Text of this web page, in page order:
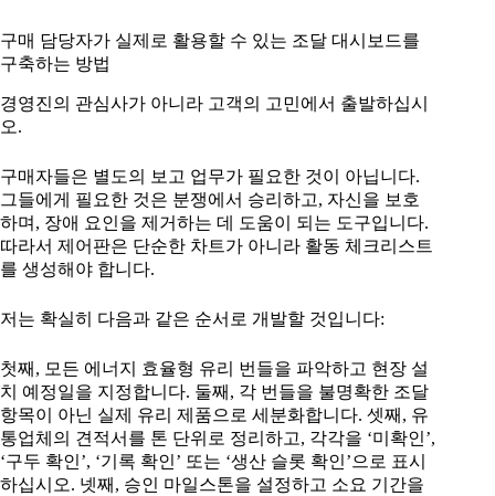
구매 담당자가 실제로 활용할 수 있는 조달 대시보드를
구축하는 방법
경영진의 관심사가 아니라 고객의 고민에서 출발하십시
오.
구매자들은 별도의 보고 업무가 필요한 것이 아닙니다.
그들에게 필요한 것은 분쟁에서 승리하고, 자신을 보호
하며, 장애 요인을 제거하는 데 도움이 되는 도구입니다.
따라서 제어판은 단순한 차트가 아니라 활동 체크리스트
를 생성해야 합니다.
저는 확실히 다음과 같은 순서로 개발할 것입니다:
첫째, 모든 에너지 효율형 유리 번들을 파악하고 현장 설
치 예정일을 지정합니다. 둘째, 각 번들을 불명확한 조달
항목이 아닌 실제 유리 제품으로 세분화합니다. 셋째, 유
통업체의 견적서를 톤 단위로 정리하고, 각각을 ‘미확인’,
‘구두 확인’, ‘기록 확인’ 또는 ‘생산 슬롯 확인’으로 표시
하십시오. 넷째, 승인 마일스톤을 설정하고 소요 기간을